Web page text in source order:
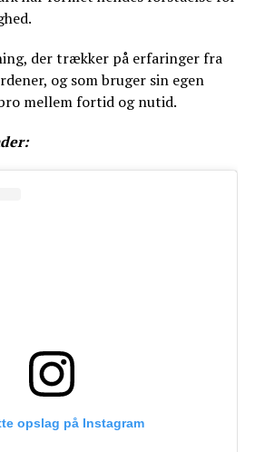
der trækker på erfaringer fra
og som bruger sin egen
mellem fortid og nutid.
opslag på Instagram